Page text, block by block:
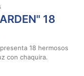
18
18 hermosos
con chaquira.